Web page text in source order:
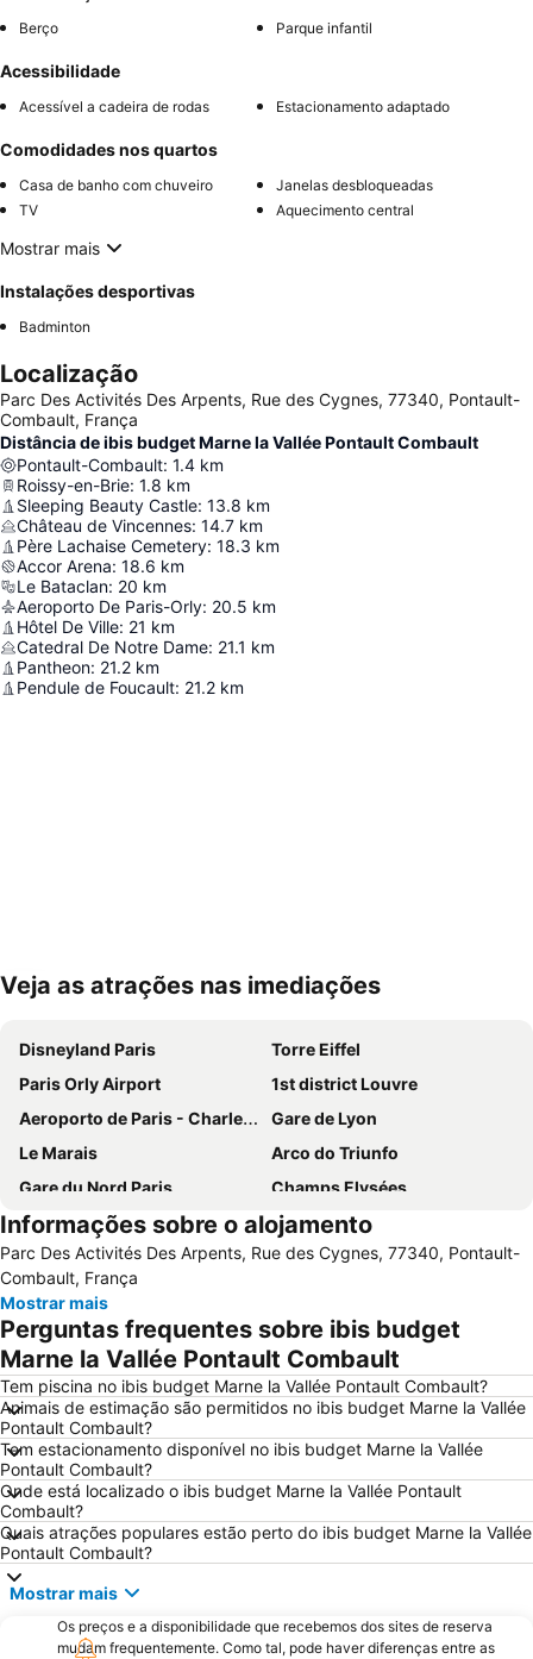
Berço Parque infantil
Acessibilidade
Acessível a cadeira de rodas Estacionamento adaptado
Comodidades nos quartos
Casa de banho com chuveiro
Janelas desbloqueadas
TV
Aquecimento central
Mostrar mais
Instalações desportivas
Badminton
Localização
Parc Des Activités Des Arpents, Rue des Cygnes, 77340, Pontault-
Combault, França
Distância de ibis budget Marne la Vallée Pontault Combault
Pontault-Combault: 1.4 km
Roissy-en-Brie: 1.8 km
Sleeping Beauty Castle: 13.8 km
Château de Vincennes: 14.7 km
Père Lachaise Cemetery: 18.3 km
Accor Arena: 18.6 km
Le Bataclan: 20 km
Aeroporto De Paris-Orly: 20.5 km
Hôtel De Ville: 21 km
Catedral De Notre Dame: 21.1 km
Pantheon: 21.2 km
Pendule de Foucault: 21.2 km
Ampliar mapa
Veja as atrações nas imediações
Disneyland Paris
Torre Eiffel
Paris Orly Airport
1st district Louvre
Aeroporto de Paris - Charles de Gaulle
Gare de Lyon
Le Marais
Arco do Triunfo
Gare du Nord Paris
Champs Elysées
58 tour eiffel
Quartier Latin
8th district Élysée
9th district Opéra
Museu do Louvre
Paris Expo Porte de Versailles 5th district Panthéon
Montparnasse
Stade de France
7th district Palais Bourbon
15th district Vaugirard
Disney Village
Bercy
14th district Observatoire
4th district Hôtel-de-Ville
Colina de Montmartre
18th district la Butte-Montmartre
11th district Popincourt
Notre-Dame Cathedral
Centre commercial International Val d'Europe
2nd district la Bourse
Palais Garnier Opera National de Paris
La Défense
Informações sobre o alojamento
Parc Des Activités Des Arpents, Rue des Cygnes, 77340, Pontault-
Combault, França
Mostrar mais
Perguntas frequentes sobre ibis budget
Marne la Vallée Pontault Combault
Tem piscina no ibis budget Marne la Vallée Pontault Combault?
Animais de estimação são permitidos no ibis budget Marne la Vallée
Pontault Combault?
Tem estacionamento disponível no ibis budget Marne la Vallée
Pontault Combault?
Onde está localizado o ibis budget Marne la Vallée Pontault
Combault?
Quais atrações populares estão perto do ibis budget Marne la Vallée
Pontault Combault?
Mostrar mais
Os preços e a disponibilidade que recebemos dos sites de reserva
mudam frequentemente. Como tal, pode haver diferenças entre as